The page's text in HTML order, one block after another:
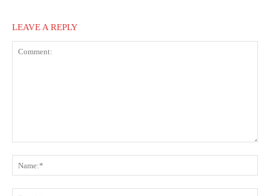
LEAVE A REPLY